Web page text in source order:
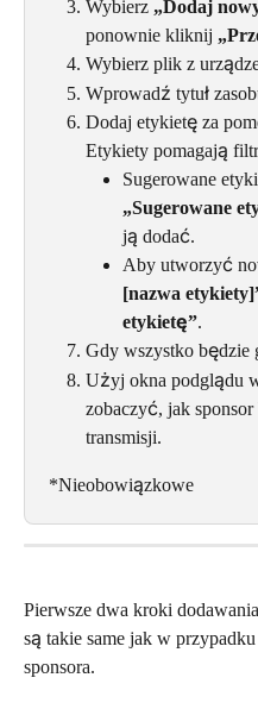
Wybierz „Dodaj
ponownie kliknij
Wybierz plik z
Wprowadź tytuł
Dodaj etykietę za
Etykiety pomagają
Sugerowane
„Sugerowane
ją dodać.
Aby utworzyć
[nazwa
etykietę”.
Gdy wszystko będzie
Użyj okna podglądu
zobaczyć, jak
transmisji.
*Nieobowiązkowe
Pierwsze dwa kroki
są takie same jak w
sponsora.